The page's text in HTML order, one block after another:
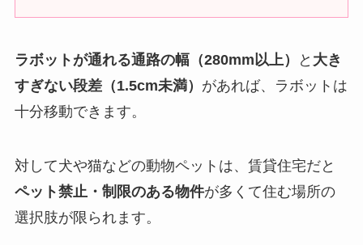
ラボットが通れる通路の幅（280mm以上） と 大き
すぎない段差（1.5cm未満） があれば、ラボットは
十分移動できます。
対して犬や猫などの動物ペットは、賃貸住宅だと
ペット禁止・制限のある物件が多くて住む場所の
選択肢が限られます。